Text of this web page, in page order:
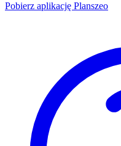
Pobierz aplikację Planszeo